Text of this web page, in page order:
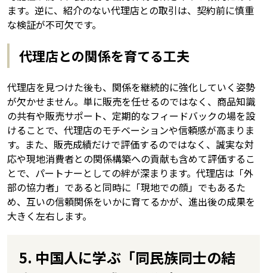
ます。逆に、紹介のない代理店との取引は、契約前に慎重
な検証が不可欠です。
代理店との関係を育てる工夫
代理店を見つけた後も、関係を継続的に強化していく姿勢
が欠かせません。単に販売を任せるのではなく、商品知識
の共有や販売サポート、定期的なフィードバックの場を設
けることで、代理店のモチベーションや信頼感が高まりま
す。また、販売成績だけで評価するのではなく、誠実な対
応や現地消費者との関係構築への貢献も含めて評価するこ
とで、パートナーとしての絆が深まります。代理店は「外
部の協力者」であると同時に「現地での顔」でもあるた
め、互いの信頼関係をいかに育てるかが、進出後の成果を
大きく左右します。
5. 中国人に学ぶ「同民族同士の結